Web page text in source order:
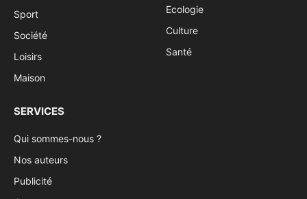
Sport
Société
Loisirs
Maison
Ecologie
Culture
Santé
SERVICES
Qui sommes-nous ?
Nos auteurs
Publicité